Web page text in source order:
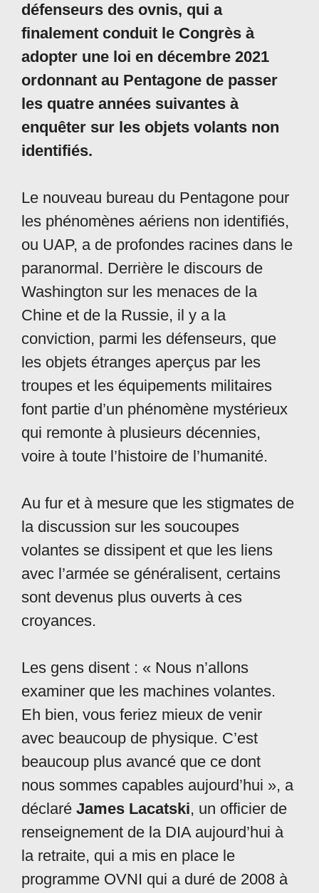
défenseurs des ovnis, qui a
finalement conduit le Congrès à
adopter une loi en décembre 2021
ordonnant au Pentagone de passer
les quatre années suivantes à
enquêter sur les objets volants non
identifiés.
Le nouveau bureau du Pentagone pour
les phénomènes aériens non identifiés,
ou UAP, a de profondes racines dans le
paranormal. Derrière le discours de
Washington sur les menaces de la
Chine et de la Russie, il y a la
conviction, parmi les défenseurs, que
les objets étranges aperçus par les
troupes et les équipements militaires
font partie d’un phénomène mystérieux
qui remonte à plusieurs décennies,
voire à toute l’histoire de l’humanité.
Au fur et à mesure que les stigmates de
la discussion sur les soucoupes
volantes se dissipent et que les liens
avec l’armée se généralisent, certains
sont devenus plus ouverts à ces
croyances.
Les gens disent : « Nous n’allons
examiner que les machines volantes.
Eh bien, vous feriez mieux de venir
avec beaucoup de physique. C’est
beaucoup plus avancé que ce dont
nous sommes capables aujourd’hui », a
déclaré James Lacatski, un officier de
renseignement de la DIA aujourd’hui à
la retraite, qui a mis en place le
programme OVNI qui a duré de 2008 à